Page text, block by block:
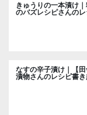
きゅうりの一本漬け
のバズレシピさんの
なすの辛子漬け｜【
漬物さんのレシピ書